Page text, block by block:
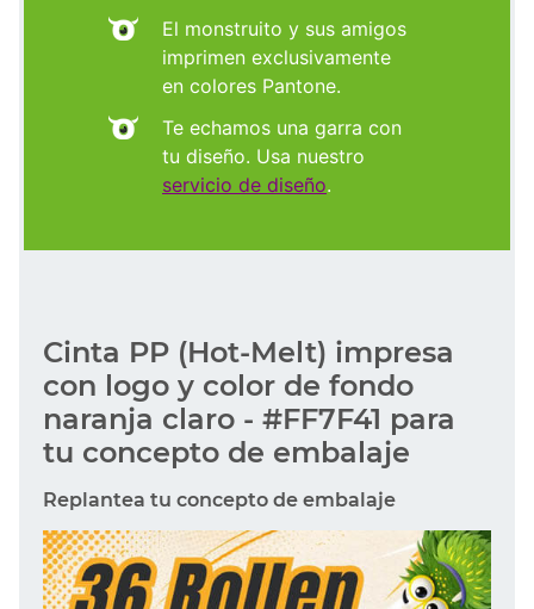
El monstruito y sus amigos
imprimen exclusivamente
en colores Pantone.
Te echamos una garra con
tu diseño. Usa nuestro
servicio de diseño.
Cinta PP (Hot-Melt) impresa
con logo y color de fondo
naranja claro - #FF7F41 para
tu concepto de embalaje
Replantea tu concepto de embalaje